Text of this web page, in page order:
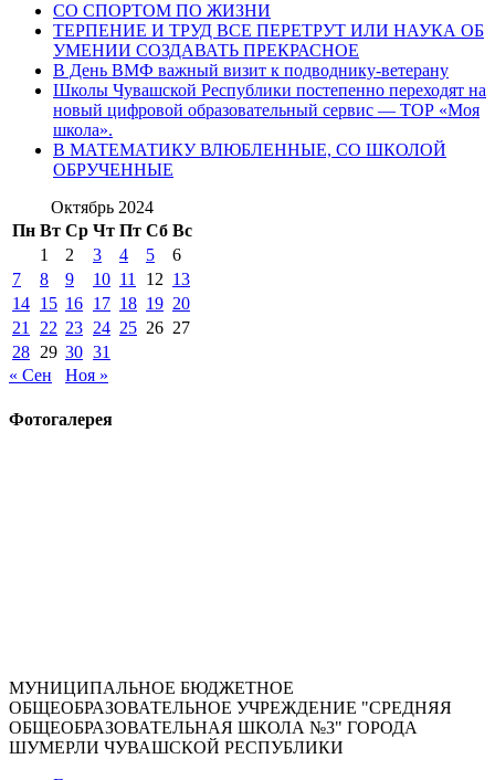
СО СПОРТОМ ПО ЖИЗНИ
ТЕРПЕНИЕ И ТРУД ВСЕ ПЕРЕТРУТ ИЛИ НАУКА ОБ
УМЕНИИ СОЗДАВАТЬ ПРЕКРАСНОЕ
В День ВМФ важный визит к подводнику-ветерану
Школы Чувашской Республики постепенно переходят на
новый цифровой образовательный сервис — ТОР «Моя
школа».
В МАТЕМАТИКУ ВЛЮБЛЕННЫЕ, СО ШКОЛОЙ
ОБРУЧЕННЫЕ
Октябрь 2024
Пн Вт Ср Чт Пт Сб Вс
1
2 3 4 5
6
7
8 9 10 11 12 13
14 15 16 17 18 19 20
21
22 23 24 25 26 27
28 29 30 31
« Сен
Ноя »
Фотогалерея
МУНИЦИПАЛЬНОЕ БЮДЖЕТНОЕ
ОБЩЕОБРАЗОВАТЕЛЬНОЕ УЧРЕЖДЕНИЕ "СРЕДНЯЯ
ОБЩЕОБРАЗОВАТЕЛЬНАЯ ШКОЛА №3" ГОРОДА
ШУМЕРЛИ ЧУВАШСКОЙ РЕСПУБЛИКИ